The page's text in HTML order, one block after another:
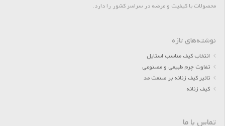
محصولات با کیفیت و عرضه در سراسر کشور را دارد.
نوشته‌های تازه
انتخاب کیف مناسب استایل
تفاوت چرم طبیعی و مصنوعی
تاثیر کیف زنانه بر صنعت مد
کیف زنانه
تماس با ما